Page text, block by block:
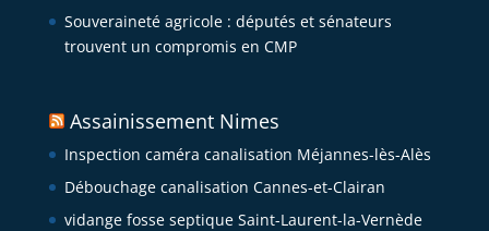
Souveraineté agricole : députés et sénateurs
trouvent un compromis en CMP
Assainissement Nimes
Inspection caméra canalisation Méjannes-lès-Alès
Débouchage canalisation Cannes-et-Clairan
vidange fosse septique Saint-Laurent-la-Vernède